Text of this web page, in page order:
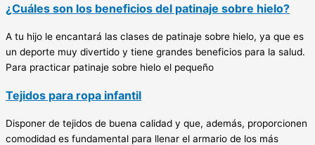
¿Cuáles son los beneficios del patinaje sobre hielo?
A tu hijo le encantará las clases de patinaje sobre hielo, ya que es
un deporte muy divertido y tiene grandes beneficios para la salud.
Para practicar patinaje sobre hielo el pequeño
Tejidos para ropa infantil
Disponer de tejidos de buena calidad y que, además, proporcionen
comodidad es fundamental para llenar el armario de los más